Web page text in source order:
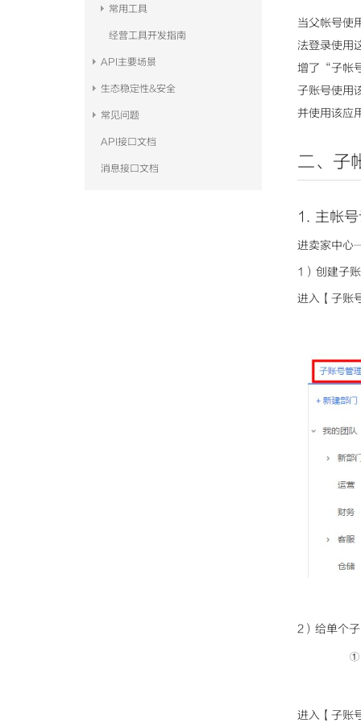
常用工具
经营工具开发指南
API主要场景
生态稳定性&安全
常见问题
API接口文档
消息接口文档
当父帐号使
法登录使用
增了“子帐
子账号使用
并使用该应
二、子
1. 主帐
进卖家中心
1）创建子
进入【子账
2）给单个
①
进入【子账